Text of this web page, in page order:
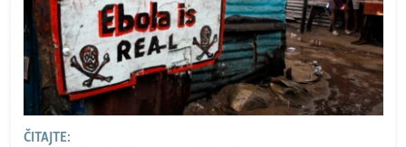
ČITAJTE: